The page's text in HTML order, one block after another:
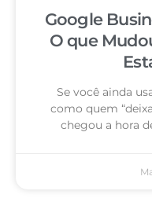
Google
O que
Se você ainda
como quem
chegou a hora